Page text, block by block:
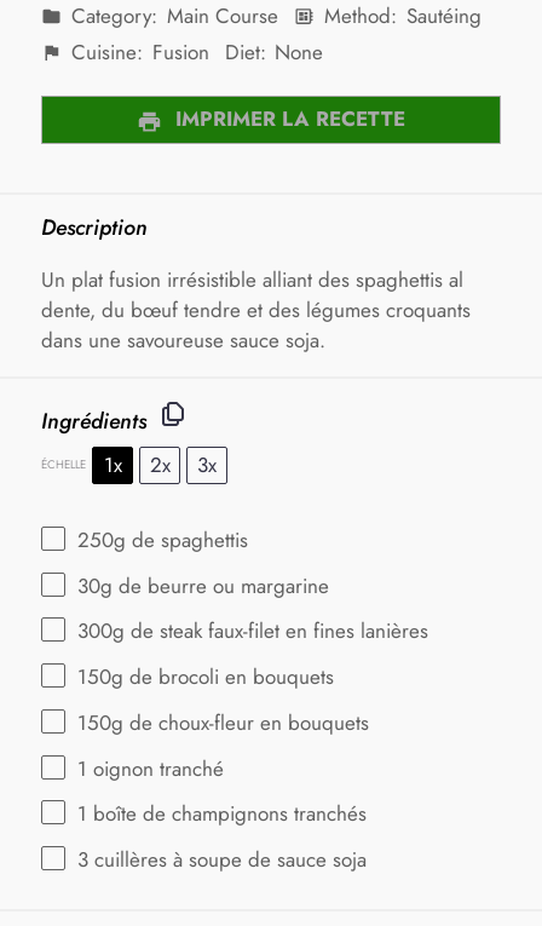
Category: Main Course Method: Sautéing
Cuisine: Fusion Diet: None
IMPRIMER LA RECETTE
Description
Un plat fusion irrésistible alliant des spaghettis al
dente, du bœuf tendre et des légumes croquants
dans une savoureuse sauce soja.
Ingrédients
ÉCHELLE 1x 2x 3x
250g de spaghettis
30g de beurre ou margarine
300g de steak faux-filet en fines lanières
150g de brocoli en bouquets
150g de choux-fleur en bouquets
1 oignon tranché
1 boîte de champignons tranchés
3 cuillères à soupe de sauce soja